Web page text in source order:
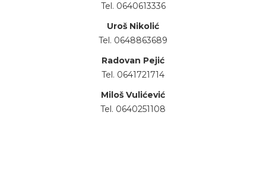
Tel. 0640613336
Uroš Nikolić
Tel. 0648863689
Radovan Pejić
Tel. 0641721714
Miloš Vulićević
Tel. 0640251108